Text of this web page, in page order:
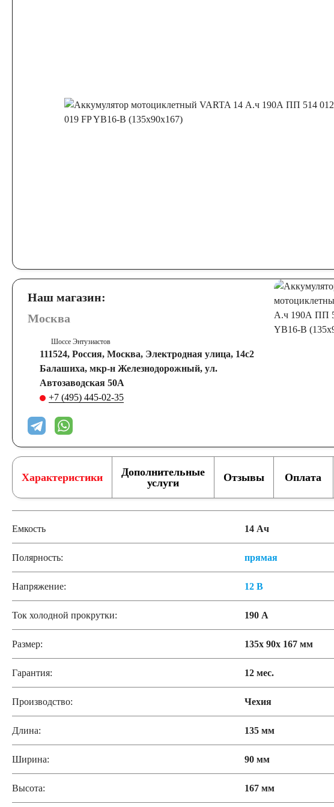
Наш магазин:
Москва
Шоссе Энтузиастов
111524, Россия, Москва, Электродная улица, 14с2
Балашиха, мкр-н Железнодорожный, ул.
Автозаводская 50А
+7 (495) 445-02-35
Характеристики
Дополнительные
услуги
Отзывы Оплата
Емкость 14 Ач
Полярность: прямая
Напряжение: 12 В
Ток холодной прокрутки: 190 А
Размер: 135x 90x 167 мм
Гарантия: 12 мес.
Производство: Чехия
Длина: 135 мм
Ширина: 90 мм
Высота: 167 мм